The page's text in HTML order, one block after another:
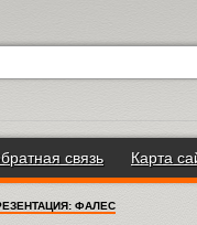
связь Карта
ФАЛЕС